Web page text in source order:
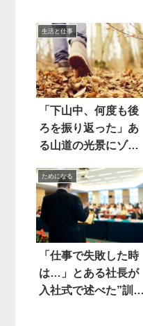
生活と仕事
「下山中、何度も後
ろを振り返った」あ
る山道の光景にゾク
ためになる
「仕事で失敗した時
は…」とある社長が
入社式で述べた”訓